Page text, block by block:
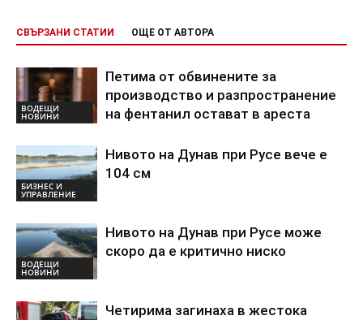
СВЪРЗАНИ СТАТИИ ОЩЕ ОТ АВТОРА
ВОДЕЩИ
НОВИНИ
Петима от обвинените за
производство и разпространение
на фентанил остават в ареста
БИЗНЕС И
УПРАВЛЕНИЕ
Нивото на Дунав при Русе вече е
104 см
ВОДЕЩИ
НОВИНИ
Нивото на Дунав при Русе може
скоро да е критично ниско
Четирима загинаха в жестока